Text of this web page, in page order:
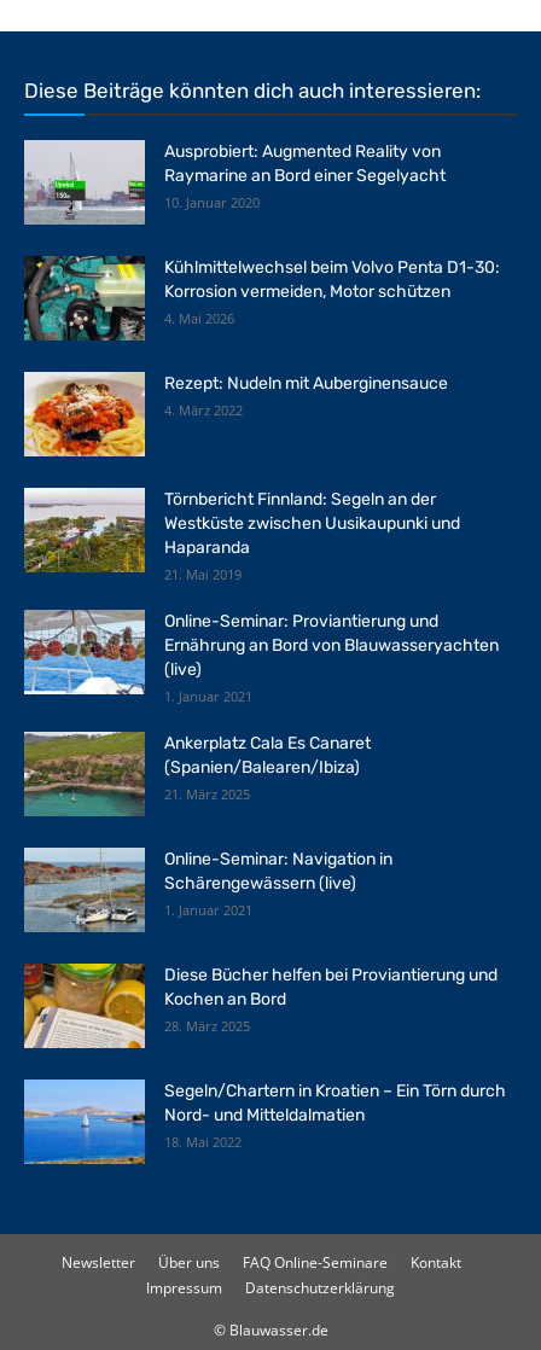
Diese Beiträge könnten dich auch interessieren:
Ausprobiert: Augmented Reality von
Raymarine an Bord einer Segelyacht
10. Januar 2020
Kühlmittelwechsel beim Volvo Penta D1-30:
Korrosion vermeiden, Motor schützen
4. Mai 2026
Rezept: Nudeln mit Auberginensauce
4. März 2022
Törnbericht Finnland: Segeln an der
Westküste zwischen Uusikaupunki und
Haparanda
21. Mai 2019
Online-Seminar: Proviantierung und
Ernährung an Bord von Blauwasseryachten
(live)
1. Januar 2021
Ankerplatz Cala Es Canaret
(Spanien/Balearen/Ibiza)
21. März 2025
Online-Seminar: Navigation in
Schärengewässern (live)
1. Januar 2021
Diese Bücher helfen bei Proviantierung und
Kochen an Bord
28. März 2025
Segeln/Chartern in Kroatien – Ein Törn durch
Nord- und Mitteldalmatien
18. Mai 2022
Newsletter Über uns FAQ Online-Seminare
Kontakt
Impressum
Datenschutzerklärung
© Blauwasser.de